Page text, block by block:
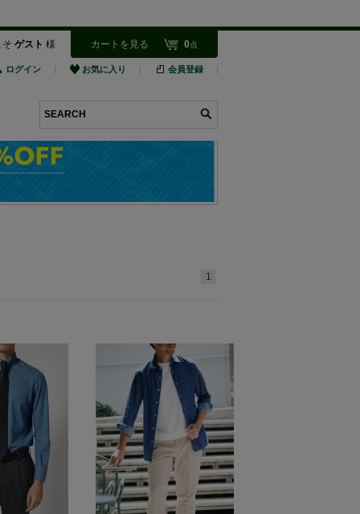
そ ゲスト 様 カートを見る 0点
ログイン お気に入り 会員登録
1